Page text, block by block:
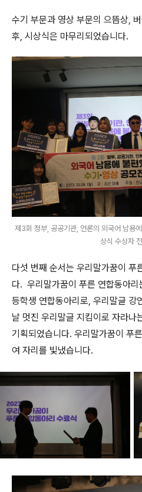
수기 부문과 영상 부문의 으뜸상,
후, 시상식은 마무리되었습니다.
제3회 정부, 공공기관, 언론의 외국어 남용
상식 수상자
다섯 번째 순서는 우리말가꿈이 푸
다. 우리말가꿈이 푸른 연합동아
등학생 연합동아리로, 우리말글 강
날 멋진 우리말글 지킴이로 자라나
기획되었습니다. 우리말가꿈이 푸
여 자리를 빛냈습니다.